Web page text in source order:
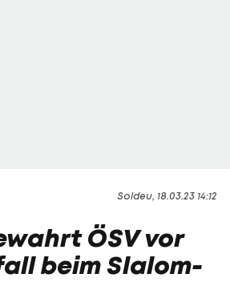
Soldeu, 18.03.23 14:12
ÖSV vor
beim Slalom-